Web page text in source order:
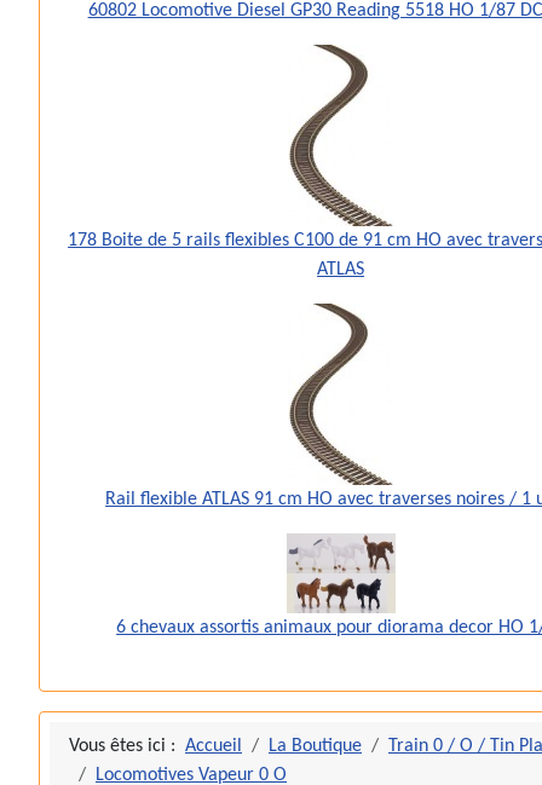
60802 Locomotive Diesel GP30 Reading 5518 HO 1/87
178 Boite de 5 rails flexibles C100 de 91 cm HO avec
ATLAS
Rail flexible ATLAS 91 cm HO avec traverses noires / 1
6 chevaux assortis animaux pour diorama decor HO
Vous êtes ici : Accueil La Boutique
Train 0 / O / Tin
Locomotives Vapeur 0 O